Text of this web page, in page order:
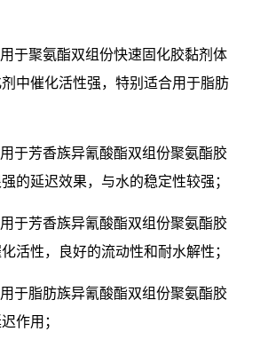
于聚氨酯双组份快速固化胶黏剂体
中催化活性强，特别适合用于脂肪
于芳香族异氰酸酯双组份聚氨酯胶
的延迟效果，与水的稳定性较强；
于芳香族异氰酸酯双组份聚氨酯胶
活性，良好的流动性和耐水解性；
于脂肪族异氰酸酯双组份聚氨酯胶
作用；